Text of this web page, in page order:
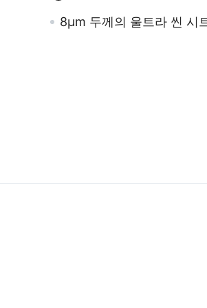
8μm 두께의 울트라 씬 시